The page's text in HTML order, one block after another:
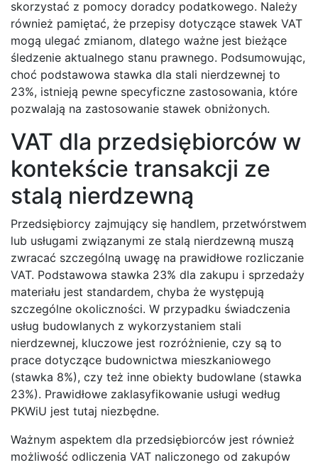
skorzystać z pomocy doradcy podatkowego. Należy
również pamiętać, że przepisy dotyczące stawek VAT
mogą ulegać zmianom, dlatego ważne jest bieżące
śledzenie aktualnego stanu prawnego. Podsumowując,
choć podstawowa stawka dla stali nierdzewnej to
23%, istnieją pewne specyficzne zastosowania, które
pozwalają na zastosowanie stawek obniżonych.
VAT dla przedsiębiorców w
kontekście transakcji ze
stalą nierdzewną
Przedsiębiorcy zajmujący się handlem, przetwórstwem
lub usługami związanymi ze stalą nierdzewną muszą
zwracać szczególną uwagę na prawidłowe rozliczanie
VAT. Podstawowa stawka 23% dla zakupu i sprzedaży
materiału jest standardem, chyba że występują
szczególne okoliczności. W przypadku świadczenia
usług budowlanych z wykorzystaniem stali
nierdzewnej, kluczowe jest rozróżnienie, czy są to
prace dotyczące budownictwa mieszkaniowego
(stawka 8%), czy też inne obiekty budowlane (stawka
23%). Prawidłowe zaklasyfikowanie usługi według
PKWiU jest tutaj niezbędne.
Ważnym aspektem dla przedsiębiorców jest również
możliwość odliczenia VAT naliczonego od zakupów